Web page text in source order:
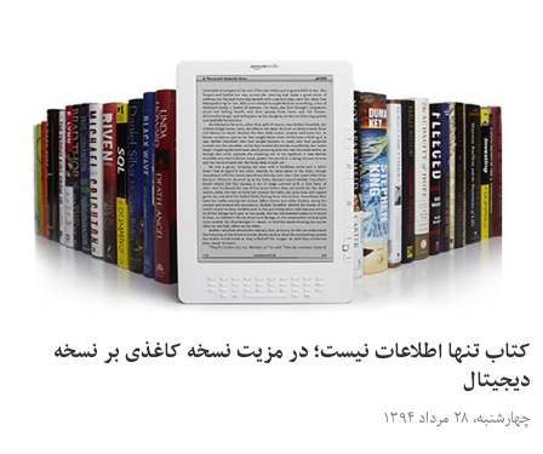
کتاب تنها اطلاعات نیست؛ در مزیت نسخه کاغذی بر نسخه
دیجیتال
چهارشنبه، ۲۸ مرداد ۱۳۹۴